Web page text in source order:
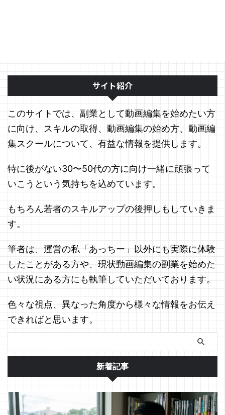
サイト紹介
このサイトでは、副業として動画編集を始めたい方
に向け、スキルの取得、動画編集の始め方、動画編
集スクールについて、有益な情報を提供します。
特に後がない30〜50代の方に向け一緒に頑張って
いこうという気持ちを込めています。
もちろん若者のスキルアップの後押しもしていきま
す。
筆者は、運営の私「あっちー」以外にも実際に体験
したことがある方や、現状動画編集の副業を始めた
い状況にある方にも執筆していただいております。
色々な視点、異なった角度から様々な情報をお伝え
できればと思います。
新着記事